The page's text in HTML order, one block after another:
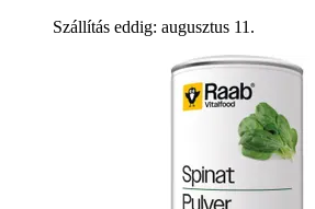
Szállítás eddig: augusztus 11.